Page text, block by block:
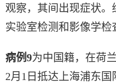
观察，其间出现症状。
实验室检测和影像学检
病例9为中国籍，在荷
2月1日抵达上海浦东